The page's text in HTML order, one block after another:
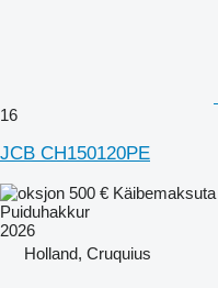
16
JCB CH150120PE
500 € Käibemaksuta
Puiduhakkur
2026
Holland, Cruquius